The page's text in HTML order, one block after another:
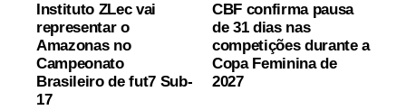
Instituto ZLec vai
representar o
Amazonas no
Campeonato
Brasileiro de fut7 Sub-
17
CBF confirma pausa
de 31 dias nas
competições durante a
Copa Feminina de
2027